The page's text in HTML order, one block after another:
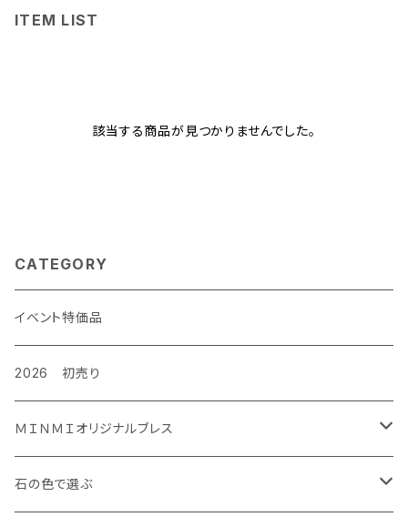
ITEM LIST
該当する商品が見つかりませんでした。
CATEGORY
イベント特価品
2026 初売り
ＭＩＮＭＩオリジナルブレス
金運ぐるぐるブレス
石の色で選ぶ